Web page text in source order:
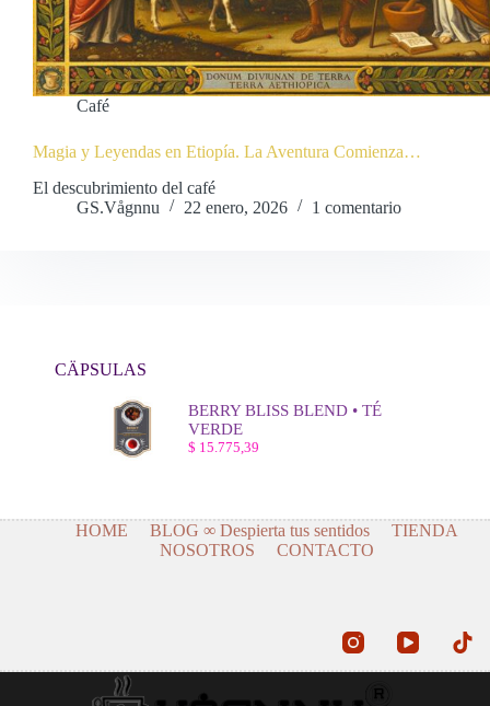
Café
Magia y Leyendas en Etiopía. La Aventura Comienza…
El descubrimiento del café
GS.Vågnnu
22 enero, 2026 1 comentario
CÄPSULAS
BERRY BLISS BLEND • TÉ
VERDE
$ 15.775,39
HOME BLOG ∞ Despierta tus sentidos
TIENDA
NOSOTROS
CONTACTO